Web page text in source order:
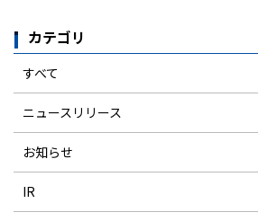
カテゴリ
すべて
ニュースリリース
お知らせ
IR